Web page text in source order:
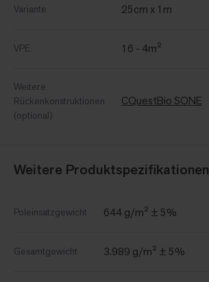
Variante 25cm x 1m
VPE 16 - 4m²
Weitere
Rückenkonstruktionen
(optional)
CQuestBio SONE
Weitere Produktspezifikationen
Poleinsatzgewicht 644 g/m² ± 5%
Gesamtgewicht 3.989 g/m² ± 5%